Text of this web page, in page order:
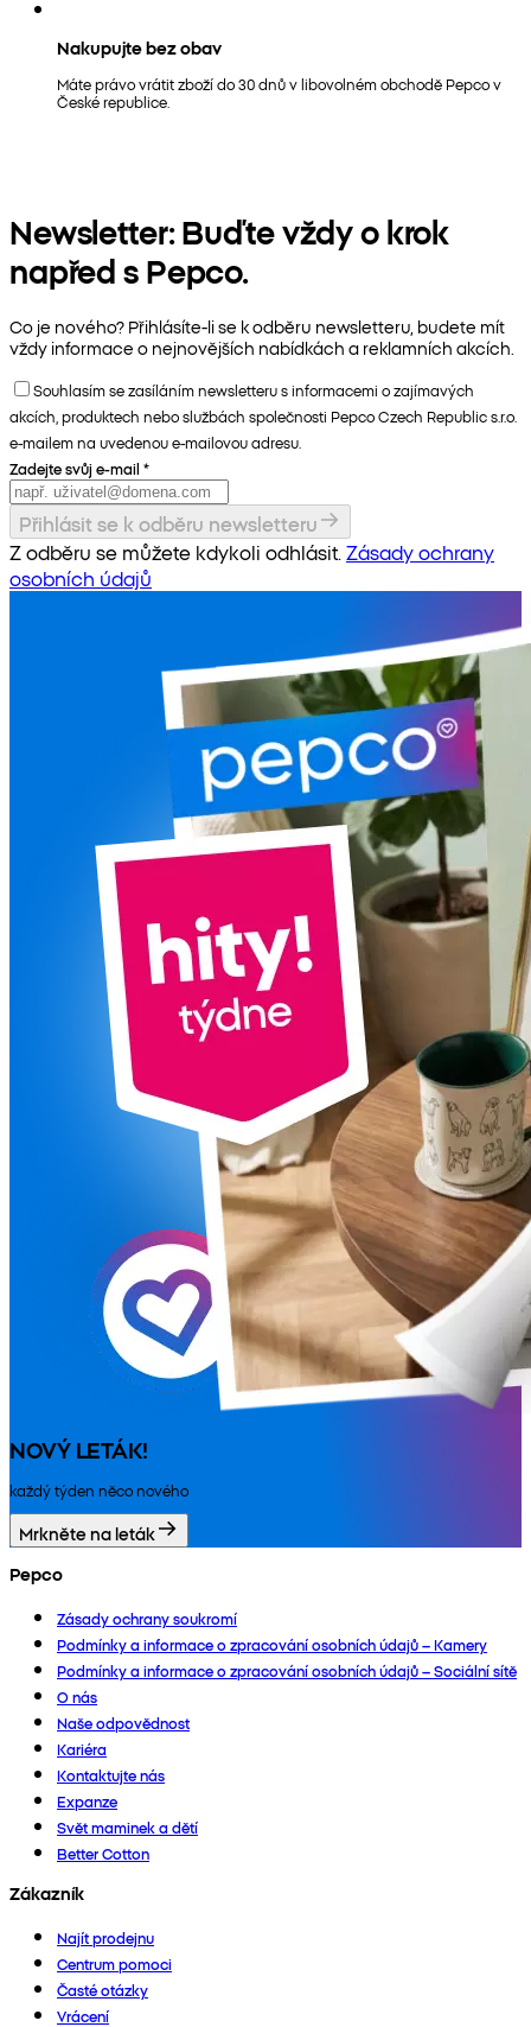
Nakupujte bez obav
Máte právo vrátit zboží do 30 dnů v libovolném obchodě Pepco v
České republice.
Newsletter: Buďte vždy o krok
napřed s Pepco.
Co je nového? Přihlásíte-li se k odběru newsletteru, budete mít
vždy informace o nejnovějších nabídkách a reklamních akcích.
Souhlasím se zasíláním newsletteru s informacemi o zajímavých
akcích, produktech nebo službách společnosti Pepco Czech Republic s.r.o.
e-mailem na uvedenou e-mailovou adresu.
Zadejte svůj e-mail *
Přihlásit se k odběru newsletteru
Z odběru se můžete kdykoli odhlásit. Zásady ochrany
osobních údajů
NOVÝ LETÁK!
každý týden něco nového
Mrkněte na leták
Pepco
Zásady ochrany soukromí
Podmínky a informace o zpracování osobních údajů – Kamery
Podmínky a informace o zpracování osobních údajů – Sociální sítě
O nás
Naše odpovědnost
Kariéra
Kontaktujte nás
Expanze
Svět maminek a dětí
Better Cotton
Zákazník
Najít prodejnu
Centrum pomoci
Časté otázky
Vrácení